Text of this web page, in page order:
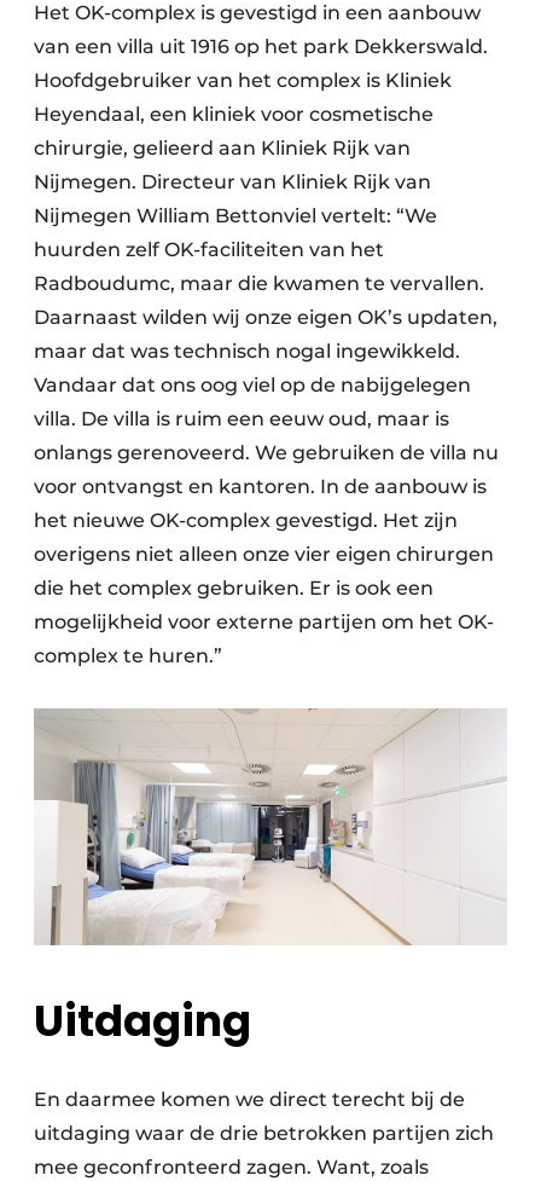
Het OK-complex is gevestigd in een aanbouw
van een villa uit 1916 op het park Dekkerswald.
Hoofdgebruiker van het complex is Kliniek
Heyendaal, een kliniek voor cosmetische
chirurgie, gelieerd aan Kliniek Rijk van
Nijmegen. Directeur van Kliniek Rijk van
Nijmegen William Bettonviel vertelt: “We
huurden zelf OK-faciliteiten van het
Radboudumc, maar die kwamen te vervallen.
Daarnaast wilden wij onze eigen OK’s up­daten,
maar dat was technisch nogal ingewikkeld.
Vandaar dat ons oog viel op de nabijgelegen
villa. De villa is ruim een eeuw oud, maar is
onlangs gerenoveerd. We gebruiken de villa nu
voor ontvangst en kantoren. In de aanbouw is
het nieuwe OK-complex gevestigd. Het zijn
overigens niet alleen onze vier eigen chirurgen
die het complex gebruiken. Er is ook een
mogelijkheid voor externe partijen om het OK-
complex te huren.”
Uitdaging
En daarmee komen we direct terecht bij de
uitdaging waar de drie betrokken partijen zich
mee geconfronteerd zagen. Want, zoals